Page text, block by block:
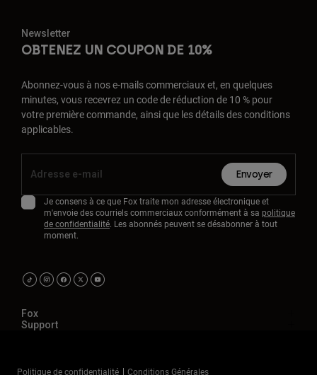
Newsletter
OBTENEZ UN COUPON DE 10%
Abonnez-vous à nos e-mails commerciaux et, en quelques
minutes, vous recevrez un code de réduction de 10 % pour
votre première commande, ainsi que les détails des conditions
applicables.
Envoyer
Je consens à ce que Fox traite mon adresse électronique et
m'envoie des courriels commerciaux conformément à sa politique
de confidentialité. Les abonnés peuvent se désabonner à tout
moment.
Fox
Support
Politique de confidentialité Conditions Générales